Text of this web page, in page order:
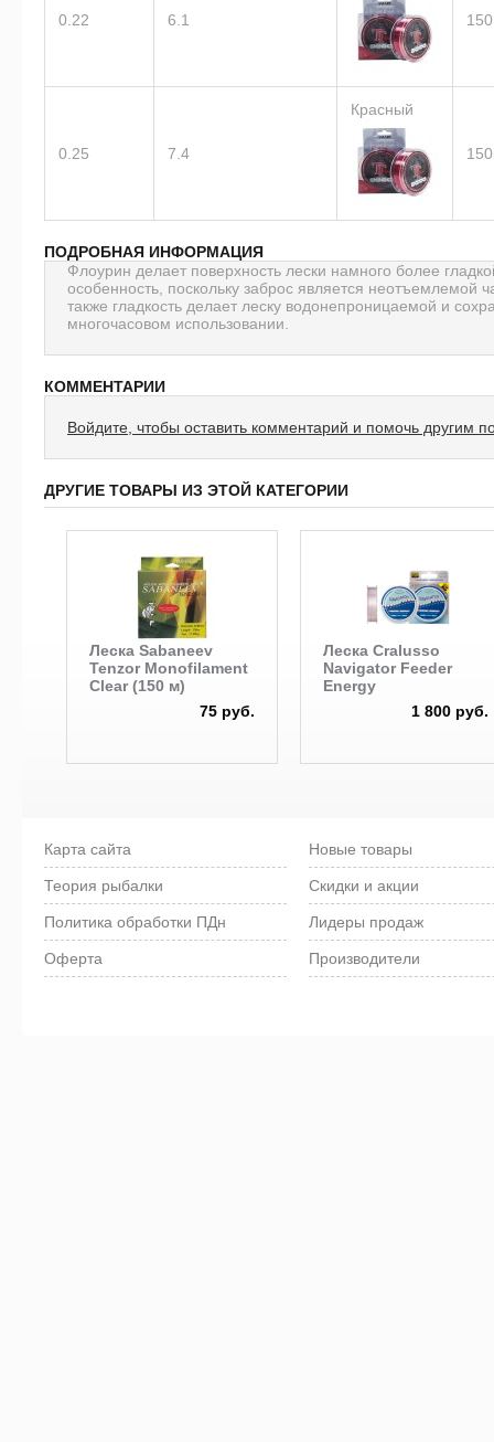
0.22 6.1 150
0.25 7.4
Красный
150
ПОДРОБНАЯ ИНФОРМАЦИЯ
Флоурин делает поверхность лески намного более
особенность, поскольку заброс является неотъемлемой
также гладкость делает леску водонепроницаемой и
многочасовом использовании.
КОММЕНТАРИИ
Войдите, чтобы оставить комментарий и помочь другим
ДРУГИЕ ТОВАРЫ ИЗ ЭТОЙ КАТЕГОРИИ
Леска Sabaneev
Tenzor Monofilament
Clear (150 м)
75 руб.
Леска Cralusso
Navigator Feeder
Energy
1 800 руб.
Карта сайта
Теория рыбалки
Политика обработки ПДн
Оферта
Новые товары
Скидки и акции
Лидеры продаж
Производители